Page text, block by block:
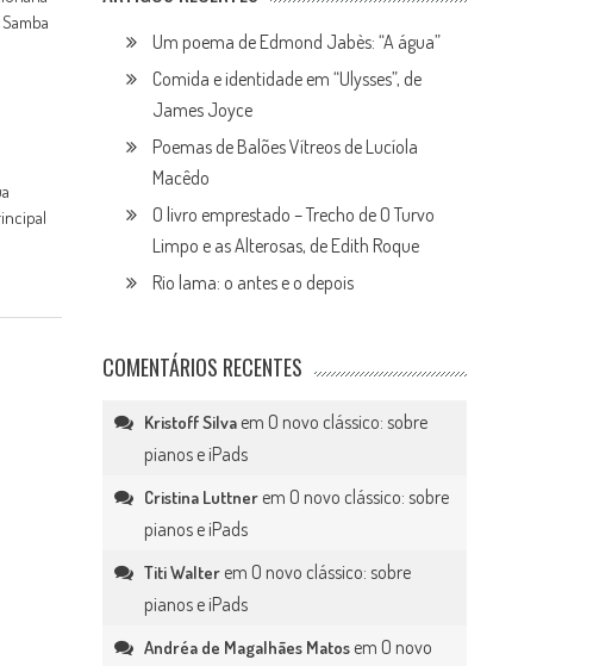
Um poema de Edmond Jabès: “A água”
Comida e identidade em “Ulysses”, de
James Joyce
Poemas de Balões Vítreos de Lucíola
Macêdo
O livro emprestado – Trecho de O Turvo
Limpo e as Alterosas, de Edith Roque
Rio lama: o antes e o depois
COMENTÁRIOS RECENTES
Kristoff Silva em O novo clássico: sobre
pianos e iPads
Cristina Luttner em O novo clássico: sobre
pianos e iPads
Titi Walter em O novo clássico: sobre
pianos e iPads
Andréa de Magalhães Matos em O novo